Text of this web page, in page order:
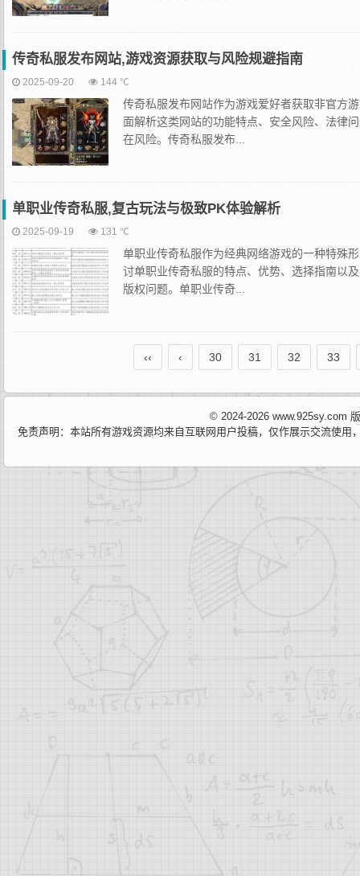
传奇私服发布网站,游戏资源获取与风险规避指南
2025-09-20 144 ℃
传奇私服发布网站作为游戏爱好者获取非官方
面解析这类网站的功能特点、安全风险、法律
在风险。传奇私服发布...
单职业传奇私服,复古玩法与极致PK体验解析
2025-09-19 131 ℃
单职业传奇私服作为经典网络游戏的一种特殊
讨单职业传奇私服的特点、优势、选择指南以
版权问题。单职业传奇...
‹‹ ‹ 30 31 32 33
© 2024-2026 www.925sy.com
免责声明：本站所有游戏资源均来自互联网用户投稿，仅作展示交流使